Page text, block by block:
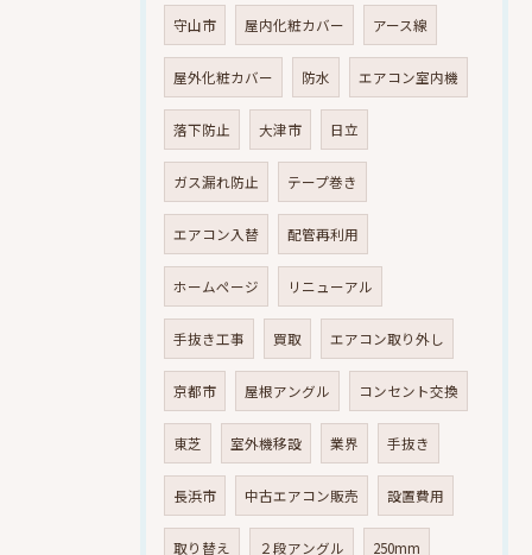
守山市 屋内化粧カバー アース線
屋外化粧カバー 防水 エアコン室内機
落下防止 大津市 日立
ガス漏れ防止 テープ巻き
エアコン入替 配管再利用
ホームページ リニューアル
手抜き工事 買取 エアコン取り外し
京都市 屋根アングル コンセント交換
東芝 室外機移設 業界 手抜き
長浜市 中古エアコン販売 設置費用
取り替え ２段アングル 250mm